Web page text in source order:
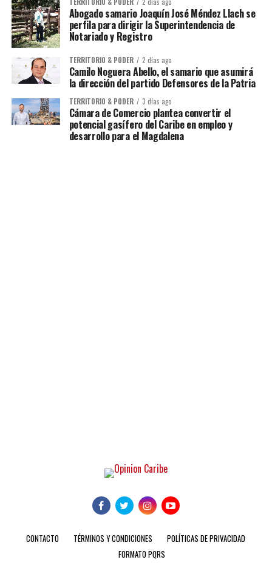
TERRITORIO & PODER 2 días ago
Abogado samario Joaquín José Méndez Llach se
perfila para dirigir la Superintendencia de
Notariado y Registro
TERRITORIO & PODER 2 días ago
Camilo Noguera Abello, el samario que asumirá
la dirección del partido Defensores de la Patria
TERRITORIO & PODER 3 días ago
Cámara de Comercio plantea convertir el
potencial gasífero del Caribe en empleo y
desarrollo para el Magdalena
CONTACTO TÉRMINOS Y CONDICIONES
POLÍTICAS DE PRIVACIDAD
FORMATO PQRS